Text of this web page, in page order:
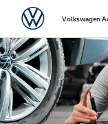
VolkswagenVolkswagen